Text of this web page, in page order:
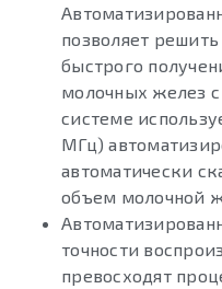
позволяет
быстрого
молочных желез
системе
МГц)
автоматически
объем молочной
точности
превосходят